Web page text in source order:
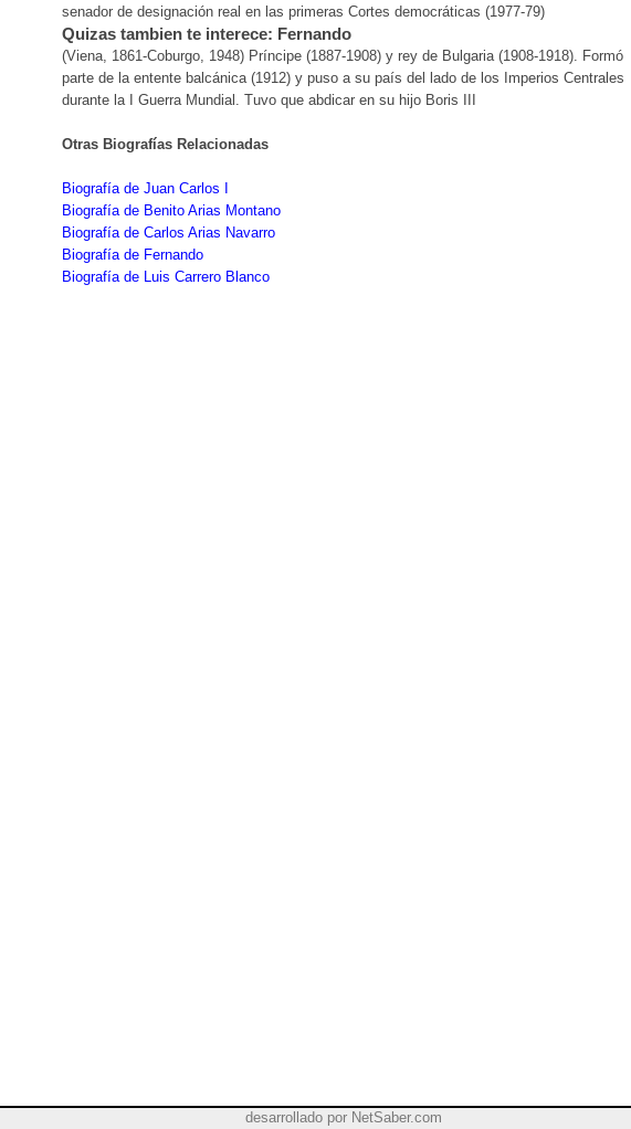
senador de designación real en las primeras Cortes democráticas (1977-79)
Quizas tambien te interece: Fernando
(Viena, 1861-Coburgo, 1948) Príncipe (1887-1908) y rey de Bulgaria (1908-1918). Formó
parte de la entente balcánica (1912) y puso a su país del lado de los Imperios Centrales
durante la I Guerra Mundial. Tuvo que abdicar en su hijo Boris III
Otras Biografías Relacionadas
Biografía de Juan Carlos I
Biografía de Benito Arias Montano
Biografía de Carlos Arias Navarro
Biografía de Fernando
Biografía de Luis Carrero Blanco
desarrollado por NetSaber.com